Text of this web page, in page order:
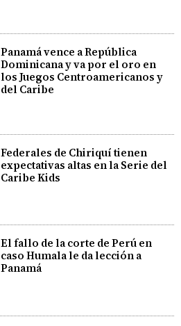
Panamá vence a República
Dominicana y va por el oro en
los Juegos Centroamericanos y
del Caribe
Federales de Chiriquí tienen
expectativas altas en la Serie del
Caribe Kids
El fallo de la corte de Perú en
caso Humala le da lección a
Panamá